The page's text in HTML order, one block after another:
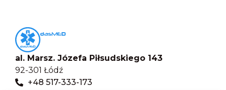
al. Marsz. Józefa Piłsudskiego 143
92-301 Łódź
+48 517-333-173